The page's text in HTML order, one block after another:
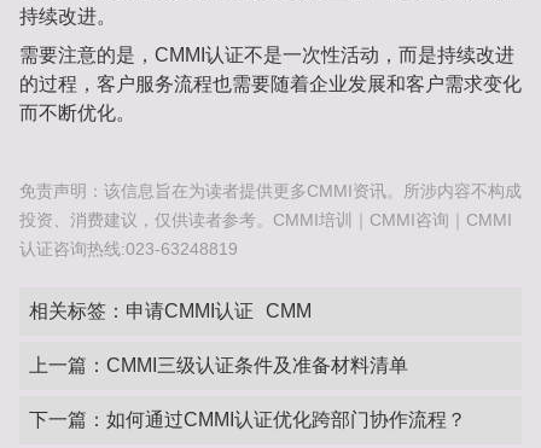
持续改进。
需要注意的是，CMMI认证不是一次性活动，而是持续改进
的过程，客户服务流程也需要随着企业发展和客户需求变化
而不断优化。
免责声明：该信息旨在为读者提供更多CMMI资讯。所涉内容不构成
投资、消费建议，仅供读者参考。CMMI培训｜CMMI咨询｜CMMI
认证咨询热线:023-63248819
相关标签： 申请CMMI认证 CMM
上一篇： CMMI三级认证条件及准备材料清单
下一篇： 如何通过CMMI认证优化跨部门协作流程？